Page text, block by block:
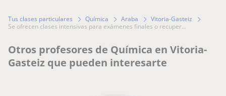
Tus clases particulares Química Araba
Vitoria-Gasteiz
se ofrecen clases intensivas para exámenes finales o recuper...
Otros profesores de Química en Vitoria-
Gasteiz que pueden interesarte